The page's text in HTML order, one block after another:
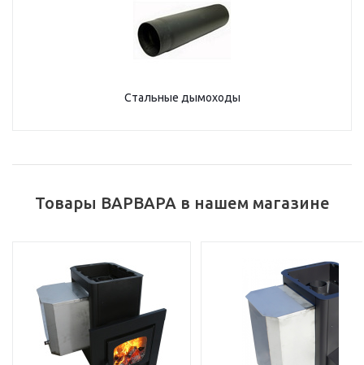
Стальные дымоходы
Товары ВАРВАРА в нашем магазине